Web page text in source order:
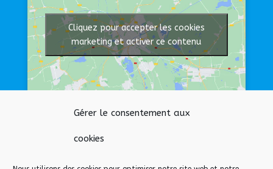
Gérer le consentement aux
cookies
Cliquez pour accepter les cookies
marketing et activer ce contenu
Afficher une carte plus grande